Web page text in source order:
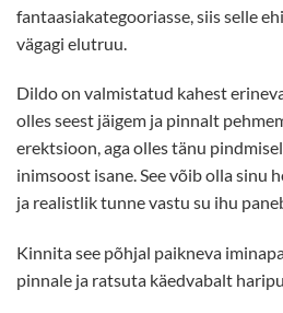
fantaasiakategooriasse, siis selle
vägagi elutruu.
Dildo on valmistatud kahest
olles seest jäigem ja pinnalt
erektsioon, aga olles tänu
inimsoost isane. See võib olla sinu
ja realistlik tunne vastu su ihu
Kinnita see põhjal paikneva
pinnale ja ratsuta käedvabalt